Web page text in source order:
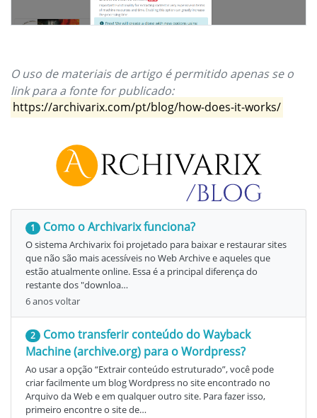
O uso de materiais de artigo é permitido apenas se o
link para a fonte for publicado:
https://archivarix.com/pt/blog/how-does-it-works/
1 Como o Archivarix funciona?
O sistema Archivarix foi projetado para baixar e restaurar sites
que não são mais acessíveis no Web Archive e aqueles que
estão atualmente online. Essa é a principal diferença do
restante dos "downloa…
6 anos voltar
2
Como transferir conteúdo do Wayback
Machine (archive.org) para o Wordpress?
Ao usar a opção “Extrair conteúdo estruturado”, você pode
criar facilmente um blog Wordpress no site encontrado no
Arquivo da Web e em qualquer outro site. Para fazer isso,
primeiro encontre o site de…